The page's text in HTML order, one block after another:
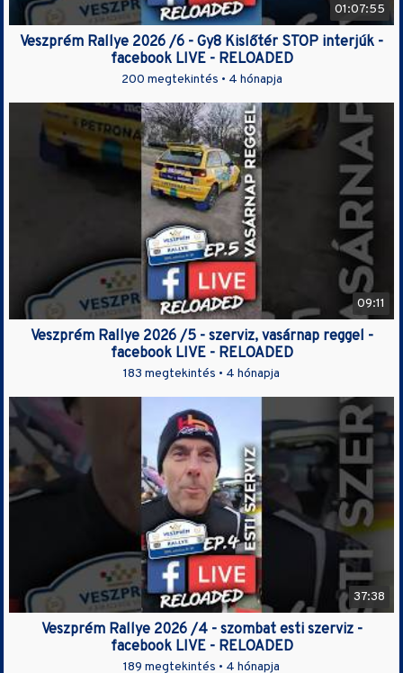
01:07:55
Veszprém Rallye 2026 /6 - Gy8 Kislőtér STOP interjúk -
facebook LIVE - RELOADED
200 megtekintés • 4 hónapja
09:11
Veszprém Rallye 2026 /5 - szerviz, vasárnap reggel -
facebook LIVE - RELOADED
183 megtekintés • 4 hónapja
37:38
Veszprém Rallye 2026 /4 - szombat esti szerviz -
facebook LIVE - RELOADED
189 megtekintés • 4 hónapja